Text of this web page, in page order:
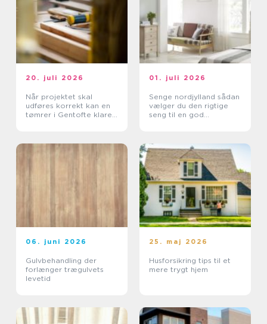
20. juli 2026
Når projektet skal
udføres korrekt kan en
tømrer i Gentofte klare
01. juli 2026
Senge nordjylland sådan
vælger du den rigtige
seng til en god
06. juni 2026
Gulvbehandling der
forlænger trægulvets
levetid
25. maj 2026
Husforsikring tips til et
mere trygt hjem